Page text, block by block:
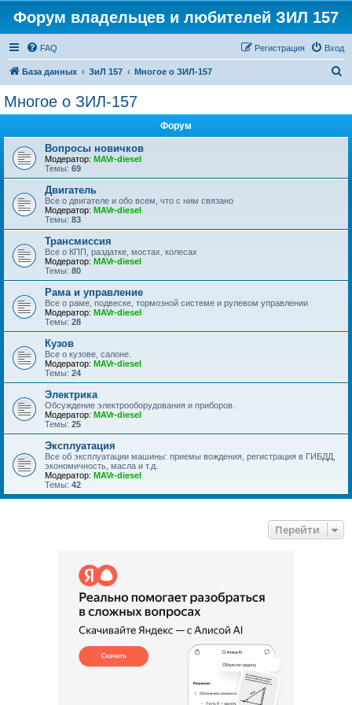
Форум владельцев и любителей ЗИЛ 157
FAQ Вход
Регистрация
База данных ЗиЛ 157 Многое о ЗИЛ-157
Многое о ЗИЛ-157
Форум
Вопросы новичков
Модератор: MAVr-diesel
Темы: 69
Двигатель
Все о двигателе и обо всем, что с ним связано
Модератор: MAVr-diesel
Темы: 83
Трансмиссия
Все о КПП, раздатке, мостах, колесах
Модератор: MAVr-diesel
Темы: 80
Рама и управление
Все о раме, подвеске, тормозной системе и рулевом управлении
Модератор: MAVr-diesel
Темы: 28
Кузов
Все о кузове, салоне.
Модератор: MAVr-diesel
Темы: 24
Электрика
Обсуждение электрооборудования и приборов.
Модератор: MAVr-diesel
Темы: 25
Эксплуатация
Все об эксплуатации машины: приемы вождения, регистрация в ГИБДД,
экономичность, масла и т.д.
Модератор: MAVr-diesel
Темы: 42
Перейти